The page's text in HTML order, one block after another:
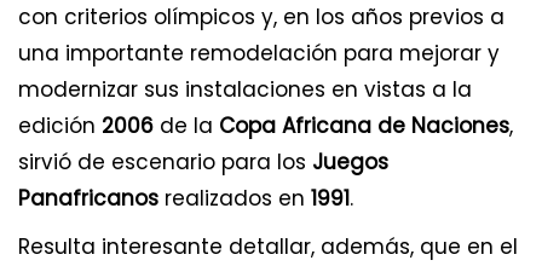
con criterios olímpicos y, en los años previos a
una importante remodelación para mejorar y
modernizar sus instalaciones en vistas a la
edición 2006 de la Copa Africana de Naciones,
sirvió de escenario para los Juegos
Panafricanos realizados en 1991.
Resulta interesante detallar, además, que en el